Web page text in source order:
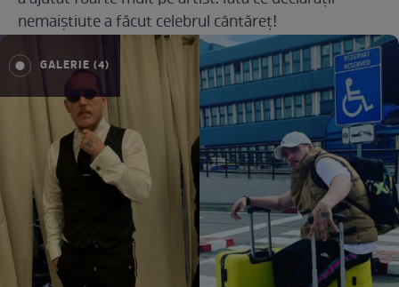
nemaiștiute a făcut celebrul cântăreț!
GALERIE (4)